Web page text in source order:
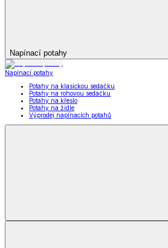
Napínací potahy
Napínací potahy
Potahy na klasickou sedačku
Potahy na rohovou sedačku
Potahy na křeslo
Potahy na židle
Výprodej napínacích potahů